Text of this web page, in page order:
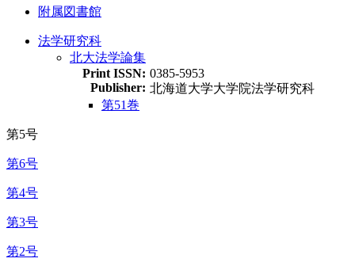
附属図書館
法学研究科
北大法学論集
Print ISSN: 0385-5953
Publisher: 北海道大学大学院法学研究科
第51巻
第5号
第6号
第4号
第3号
第2号